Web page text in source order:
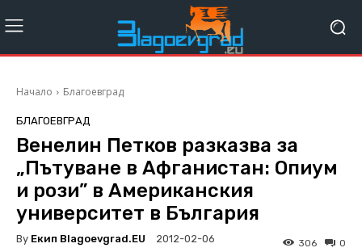
Начало Благоевград
БЛАГОЕВГРАД
Венелин Петков разказва за
„Пътуване в Афганистан: Опиум
и рози” в Американския
университет в България
By Екип Blagoevgrad.EU 2012-02-06 0
306